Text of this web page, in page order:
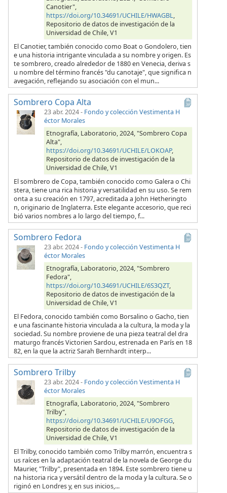
Canotier",
https://doi.org/10.34691/UCHILE/HWAGBL,
Repositorio de datos de investigación de la
Universidad de Chile, V1
El Canotier, también conocido como Boat o Gondolero, tien
e una historia intrigante vinculada a su nombre y origen. Es
te sombrero, creado alrededor de 1880 en Venecia, deriva s
u nombre del término francés "du canotaje", que significa n
avegación, reflejando su asociación con el mun...
Sombrero Copa Alta
23 abr. 2024- Fondo y colección Vestimenta H
éctor Morales
Etnografía, Laboratorio, 2024, "Sombrero Copa
Alta",
https://doi.org/10.34691/UCHILE/LOKOAP,
Repositorio de datos de investigación de la
Universidad de Chile, V1
El sombrero de Copa, también conocido como Galera o Chi
stera, tiene una rica historia y versatilidad en su uso. Se rem
onta a su creación en 1797, acreditada a John Hetheringto
n, originario de Inglaterra. Este elegante accesorio, que reci
bió varios nombres a lo largo del tiempo, f...
Sombrero Fedora
23 abr. 2024- Fondo y colección Vestimenta H
éctor Morales
Etnografía, Laboratorio, 2024, "Sombrero
Fedora",
https://doi.org/10.34691/UCHILE/6S3QZT,
Repositorio de datos de investigación de la
Universidad de Chile, V1
El Fedora, conocido también como Borsalino o Gacho, tien
e una fascinante historia vinculada a la cultura, la moda y la
sociedad. Su nombre proviene de una pieza teatral del dra
maturgo francés Victorien Sardou, estrenada en París en 18
82, en la que la actriz Sarah Bernhardt interp...
Sombrero Trilby
23 abr. 2024- Fondo y colección Vestimenta H
éctor Morales
Etnografía, Laboratorio, 2024, "Sombrero
Trilby",
https://doi.org/10.34691/UCHILE/U9OFGG,
Repositorio de datos de investigación de la
Universidad de Chile, V1
El Trilby, conocido también como Trilby marrón, encuentra s
us raíces en la adaptación teatral de la novela de George du
Maurier, "Trilby", presentada en 1894. Este sombrero tiene u
na historia rica y versátil dentro de la moda y la cultura. Se o
riginó en Londres y, en sus inicios,...